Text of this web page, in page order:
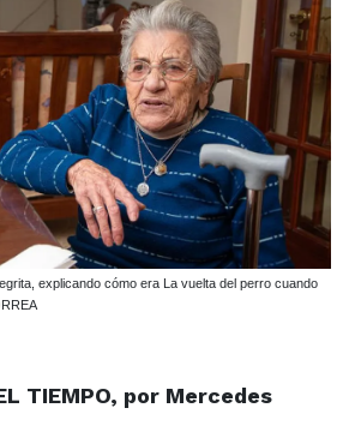
explicando cómo era La vuelta del perro cuando
TIEMPO, por Mercedes